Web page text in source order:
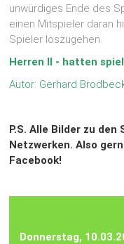
unwürdiges Ende des
einen Mitspieler daran
Spieler loszugehen.
Herren II - hatten
Autor: Gerhard
P.S. Alle Bilder zu
Netzwerken. Also
Facebook!
Donnerstag,